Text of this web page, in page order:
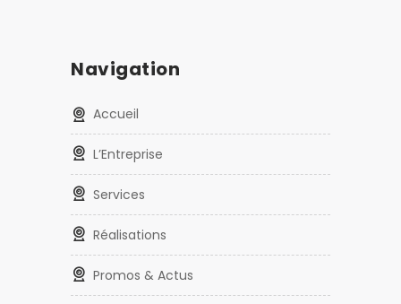
Navigation
Accueil
L’Entreprise
Services
Réalisations
Promos & Actus